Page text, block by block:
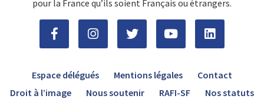
pour la France qu’ils soient Français ou étrangers.
Espace délégués Mentions légales
Contact
Droit à l’image
Nous soutenir RAFI-SF Nos statuts